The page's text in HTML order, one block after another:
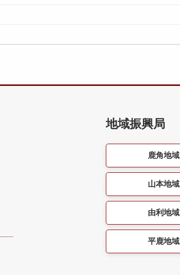
地域振興局
鹿角地域
山本地域
由利地域
平鹿地域